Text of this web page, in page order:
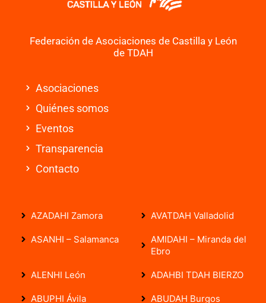
Federación de Asociaciones de Castilla y León
de TDAH
Asociaciones
Quiénes somos
Eventos
Transparencia
Contacto
AZADAHI Zamora AVATDAH Valladolid
ASANHI – Salamanca
AMIDAHI – Miranda del
Ebro
ALENHI León ADAHBI TDAH BIERZO
ABUPHI Ávila ABUDAH Burgos